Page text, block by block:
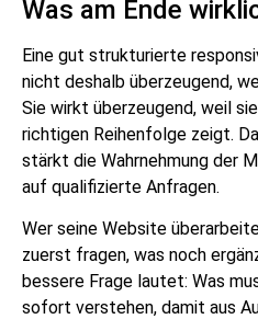
Was am Ende
Eine gut strukturierte
nicht deshalb überzeugend,
Sie wirkt überzeugend, weil
richtigen Reihenfolge zeigt.
stärkt die Wahrnehmung der
auf qualifizierte Anfragen.
Wer seine Website
zuerst fragen, was noch
bessere Frage lautet: Was
sofort verstehen, damit aus